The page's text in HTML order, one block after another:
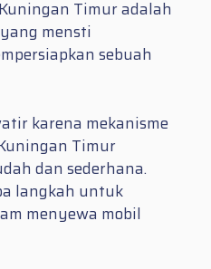
Timur adalah
mensti
sebuah
karena mekanisme
Timur
dan sederhana.
langkah untuk
menyewa mobil